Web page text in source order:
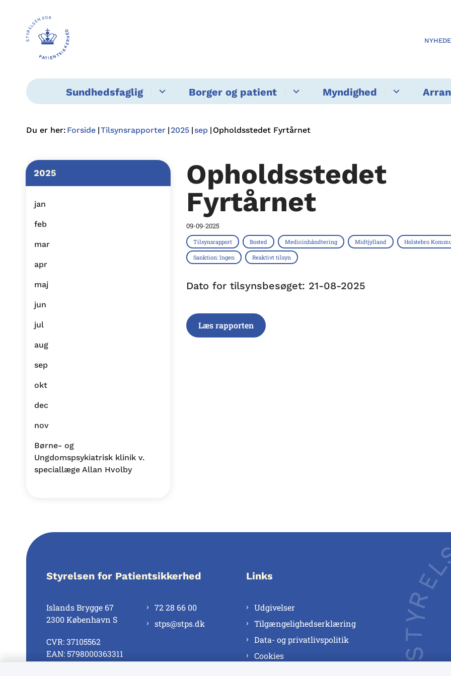
Sundhedsfaglig Borger og patient Myndighed
Du er her: Forside Tilsynsrapporter 2025 sep Opholdsstedet Fyrtårnet
2025
jan
feb
mar
apr
maj
jun
jul
aug
sep
okt
dec
nov
Børne- og
Ungdomspsykiatrisk klinik v.
speciallæge Allan Hvolby
Opholdsstedet
Fyrtårnet
09-09-2025
Tilsynsrapport Bosted Medicinhåndtering Midtjylland Holstebro
Sanktion: Ingen Reaktivt tilsyn
Dato for tilsynsbesøget: 21-08-2025
Læs rapporten
Styrelsen for Patientsikkerhed
Islands Brygge 67
2300 København S
CVR: 37105562
EAN: 5798000363311
72 28 66 00
stps@stps.dk
Links
Udgivelser
Tilgængelighedserklæring
Data- og privatlivspolitik
Cookies